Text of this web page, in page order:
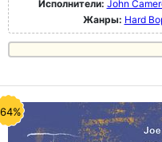
Исполнители: John
Жанры: Hard